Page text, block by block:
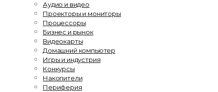
Аудио и видео
Проекторы и мониторы
Процессоры
Бизнес и рынок
Видеокарты
Домашний компьютер
Игры и индустрия
Конкурсы
Накопители
Периферия